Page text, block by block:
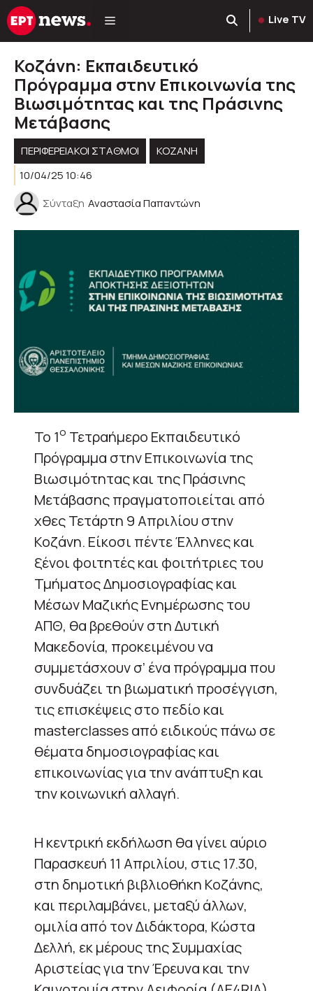
Μετάβαση
σε
Live TV
Κοζάνη: Εκπαιδευτικό
Πρόγραμμα στην Επικοινωνία της
Βιωσιμότητας και της Πράσινης
Μετάβασης
ΠΕΡΙΦΕΡΕΙΑΚΟΊ ΣΤΑΘΜΟΊ
KOZANH
10/04/25 10:46
Σύνταξη Αναστασία Παπαντώνη
Το 1ο Τετραήμερο Εκπαιδευτικό
Πρόγραμμα στην Επικοινωνία της
Βιωσιμότητας και της Πράσινης
Μετάβασης πραγματοποιείται από
χθες Τετάρτη 9 Απριλίου στην
Κοζάνη. Είκοσι πέντε Έλληνες και
ξένοι φοιτητές και φοιτήτριες του
Τμήματος Δημοσιογραφίας και
Μέσων Μαζικής Ενημέρωσης του
ΑΠΘ, θα βρεθούν στη Δυτική
Μακεδονία, προκειμένου να
συμμετάσχουν σ’ ένα πρόγραμμα που
συνδυάζει τη βιωματική προσέγγιση,
τις επισκέψεις στο πεδίο και
masterclasses από ειδικούς πάνω σε
θέματα δημοσιογραφίας και
επικοινωνίας για την ανάπτυξη και
την κοινωνική αλλαγή.
Η κεντρική εκδήλωση θα γίνει αύριο
Παρασκευή 11 Απριλίου, στις 17.30,
στη δημοτική βιβλιοθήκη Κοζάνης,
και περιλαμβάνει, μεταξύ άλλων,
ομιλία από τον Διδάκτορα, Κώστα
Δελλή, εκ μέρους της Συμμαχίας
Αριστείας για την Έρευνα και την